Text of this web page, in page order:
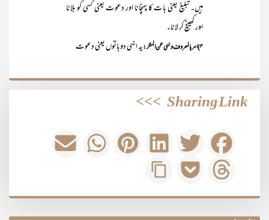
ہیں۔ تبلیغ یعنی بات کا پہنچانا اور دعوت یعنی کسی کو بلانا
اور کھینچ کر لانا۔
۳)امربالمعروف ونہی عن المنکر: یہ انہی دوباتوں یعنی دعوت
Sharing Link
>>>